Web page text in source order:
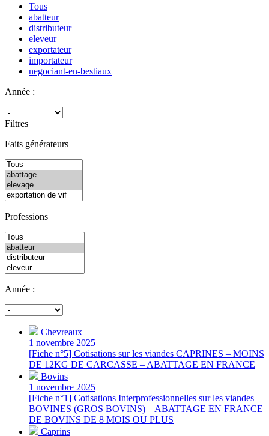
Tous
abatteur
distributeur
eleveur
exportateur
importateur
negociant-en-bestiaux
Année :
Filtres
Faits générateurs
Professions
Année :
Chevreaux
1 novembre 2025
[Fiche n°5] Cotisations sur les viandes CAPRINES – MOINS
DE 12KG DE CARCASSE – ABATTAGE EN FRANCE
Bovins
1 novembre 2025
[Fiche n°1] Cotisations Interprofessionnelles sur les viandes
BOVINES (GROS BOVINS) – ABATTAGE EN FRANCE
DE BOVINS DE 8 MOIS OU PLUS
Caprins